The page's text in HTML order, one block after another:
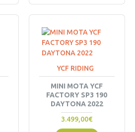
YCF RIDING
MINI MOTA YCF
FACTORY SP3 190
DAYTONA 2022
3.499,00€